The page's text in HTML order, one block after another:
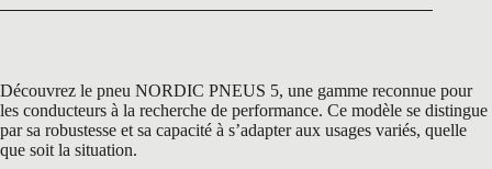
Découvrez le pneu NORDIC PNEUS 5, une gamme reconnue pour
les conducteurs à la recherche de performance. Ce modèle se distingue
par sa robustesse et sa capacité à s’adapter aux usages variés, quelle
que soit la situation.